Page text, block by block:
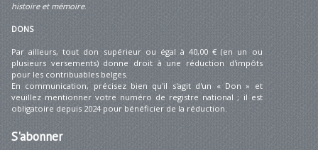
histoire et mémoire.
DONS
Par ailleurs, tout don supérieur ou égal à 40,00 € (en un ou
plusieurs versements) donne droit à une réduction d'impôts
pour les contribuables belges.
En communication, précisez bien qu'il s'agit d'un « Don » et
veuillez mentionner votre numéro de registre national ; il est
obligatoire depuis 2024 pour bénéficier de la réduction.
S'abonner